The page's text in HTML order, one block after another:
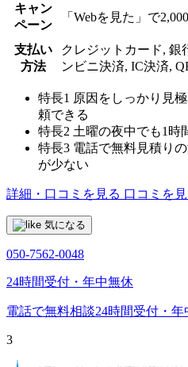
キャン
ペーン
「Webを見た」で
支払い
方法
クレジットカード, 銀
ンビニ決済, IC決済,
特長1 原因をしっかり見
頼できる
特長2 土曜の夜中でも1時
特長3 電話で無料見積り
が少ない
詳細・口コミを見る 口コミを
気になる
050-7562-0048
24時間受付・年中無休
電話で無料相談24時間受付・年
3